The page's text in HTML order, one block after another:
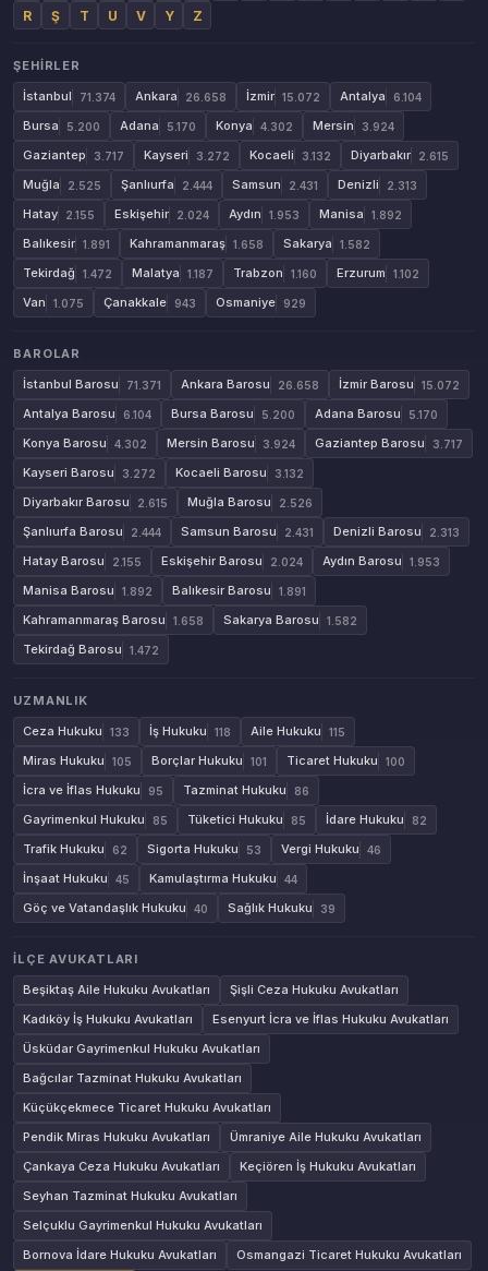
R
Ş T U V Y Z
ŞEHIRLER
İstanbul
71.374 Ankara 26.658 İzmir 15.072 Antalya 6.104
Bursa 5.200 Adana 5.170 Konya 4.302 Mersin 3.924
Gaziantep 3.717 Kayseri 3.272 Kocaeli 3.132 Diyarbakır 2.615
Muğla 2.525 Şanlıurfa 2.444 Samsun 2.431 Denizli 2.313
Hatay 2.155 Eskişehir 2.024 Aydın 1.953 Manisa 1.892
Balıkesir 1.891 Kahramanmaraş 1.658 Sakarya 1.582
Tekirdağ 1.472 Malatya 1.187 Trabzon 1.160 Erzurum 1.102
Van 1.075 Çanakkale 943 Osmaniye 929
BAROLAR
İstanbul Barosu
71.371 Ankara Barosu 26.658 İzmir Barosu 15.072
Antalya Barosu 6.104 Bursa Barosu 5.200 Adana Barosu 5.170
Konya Barosu 4.302 Mersin Barosu 3.924 Gaziantep Barosu 3.717
Kayseri Barosu 3.272 Kocaeli Barosu 3.132
Diyarbakır Barosu 2.615 Muğla Barosu 2.526
Şanlıurfa Barosu 2.444 Samsun Barosu 2.431 Denizli Barosu 2.313
Hatay Barosu 2.155 Eskişehir Barosu 2.024 Aydın Barosu 1.953
Manisa Barosu 1.892 Balıkesir Barosu 1.891
Kahramanmaraş Barosu 1.658 Sakarya Barosu 1.582
Tekirdağ Barosu 1.472
UZMANLIK
Ceza Hukuku
133 İş Hukuku 118 Aile Hukuku 115
Miras Hukuku 105 Borçlar Hukuku 101 Ticaret Hukuku 100
İcra ve İflas Hukuku 95 Tazminat Hukuku 86
Gayrimenkul Hukuku 85 Tüketici Hukuku 85 İdare Hukuku 82
Trafik Hukuku 62 Sigorta Hukuku 53 Vergi Hukuku 46
İnşaat Hukuku 45 Kamulaştırma Hukuku 44
Göç ve Vatandaşlık Hukuku 40 Sağlık Hukuku 39
İLÇE AVUKATLARI
Beşiktaş Aile Hukuku Avukatları
Şişli Ceza Hukuku Avukatları
Kadıköy İş Hukuku Avukatları
Esenyurt İcra ve İflas Hukuku Avukatları
Üsküdar Gayrimenkul Hukuku Avukatları
Bağcılar Tazminat Hukuku Avukatları
Küçükçekmece Ticaret Hukuku Avukatları
Pendik Miras Hukuku Avukatları
Ümraniye Aile Hukuku Avukatları
Çankaya Ceza Hukuku Avukatları
Keçiören İş Hukuku Avukatları
Seyhan Tazminat Hukuku Avukatları
Selçuklu Gayrimenkul Hukuku Avukatları
Bornova İdare Hukuku Avukatları
Osmangazi Ticaret Hukuku Avukatları